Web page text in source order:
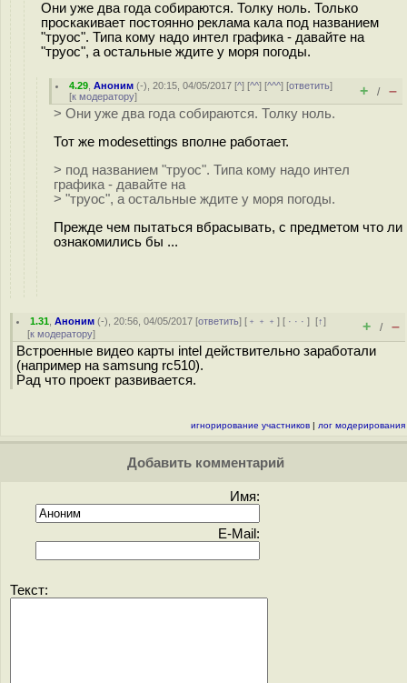
Они уже два года собираются. Толку ноль. Только
проскакивает постоянно реклама кала под названием
"труос". Типа кому надо интел графика - давайте на
"труос", а остальные ждите у моря погоды.
4.29 ,Аноним (-), 20:15, 04/05/2017 [^] [^^] [^^^] [ответить]
[к модератору] + / –
> Они уже два года собираются. Толку ноль.
Тот же modesettings вполне работает.
> под названием "труос". Типа кому надо интел
графика - давайте на
> "труос", а остальные ждите у моря погоды.
Прежде чем пытаться вбрасывать, с предметом что ли
ознакомились бы ...
1.31 ,Аноним (-), 20:56, 04/05/2017 [ответить] [ ﹢﹢﹢] [ · · ·][↑]
[к модератору] + / –
Встроенные видео карты intel действительно заработали
(например на samsung rc510).
Рад что проект развивается.
игнорирование участников | лог модерирования
Добавить комментарий
Имя:
E-Mail:
Текст: